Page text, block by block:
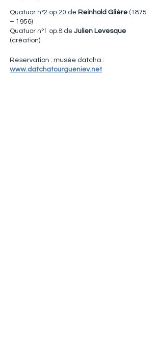
Quatuor n°2 op.20 de Reinhold Glière (1875
– 1956)
Quatuor n°1 op.8 de Julien Levesque
(création)
Réservation : musée datcha :
www.datchatourgueniev.net